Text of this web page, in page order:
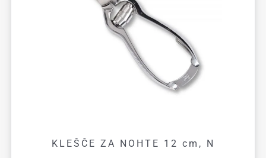
KLEŠČE ZA NOHTE 12 cm, N